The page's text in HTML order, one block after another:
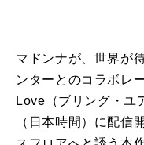
マドンナが、世界が
ンターとのコラボレ
Love（ブリング・ユ
（日本時間）に配信